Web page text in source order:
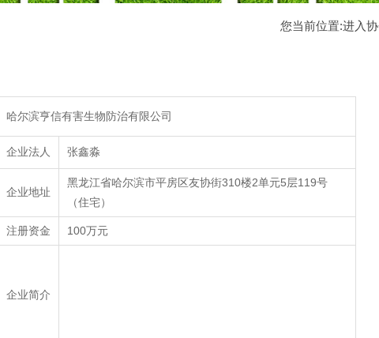
您当前位置:进入
哈尔滨亨信有害生物防治有限公司
企业法人 张鑫淼
企业地址
黑龙江省哈尔滨市平房区友协街310楼2单元5层119号
（住宅）
注册资金 100万元
企业简介